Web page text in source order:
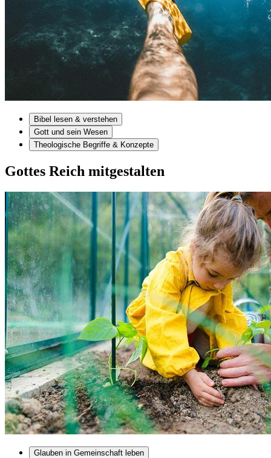
Bibel lesen & verstehen
Gott und sein Wesen
Theologische Begriffe & Konzepte
Gottes Reich mitgestalten
Glauben in Gemeinschaft leben